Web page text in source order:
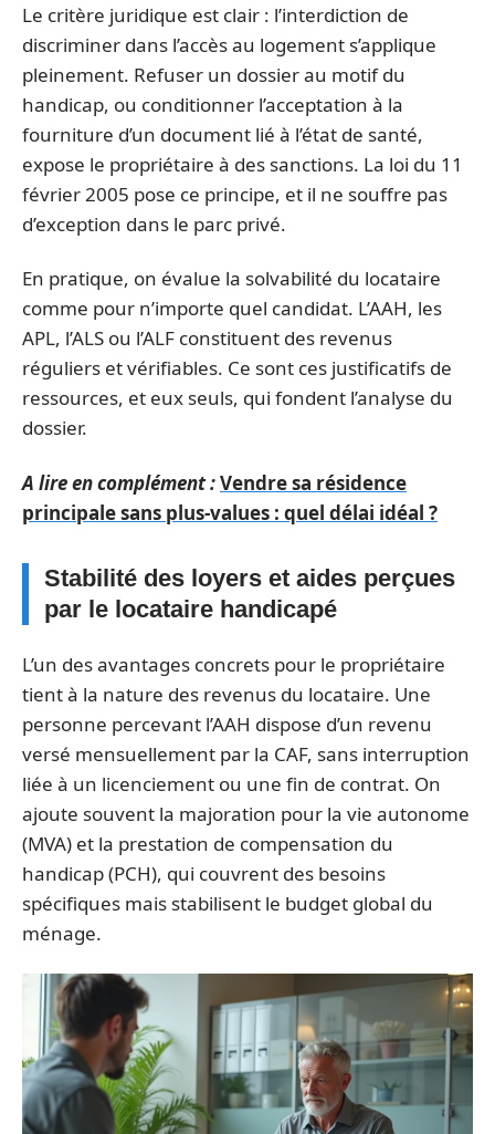
Le critère juridique est clair : l’interdiction de
discriminer dans l’accès au logement s’applique
pleinement. Refuser un dossier au motif du
handicap, ou conditionner l’acceptation à la
fourniture d’un document lié à l’état de santé,
expose le propriétaire à des sanctions. La loi du 11
février 2005 pose ce principe, et il ne souffre pas
d’exception dans le parc privé.
En pratique, on évalue la solvabilité du locataire
comme pour n’importe quel candidat. L’AAH, les
APL, l’ALS ou l’ALF constituent des revenus
réguliers et vérifiables. Ce sont ces justificatifs de
ressources, et eux seuls, qui fondent l’analyse du
dossier.
A lire en complément :Vendre sa résidence
principale sans plus-values : quel délai idéal ?
Stabilité des loyers et aides perçues
par le locataire handicapé
L’un des avantages concrets pour le propriétaire
tient à la nature des revenus du locataire. Une
personne percevant l’AAH dispose d’un revenu
versé mensuellement par la CAF, sans interruption
liée à un licenciement ou une fin de contrat. On
ajoute souvent la majoration pour la vie autonome
(MVA) et la prestation de compensation du
handicap (PCH), qui couvrent des besoins
spécifiques mais stabilisent le budget global du
ménage.